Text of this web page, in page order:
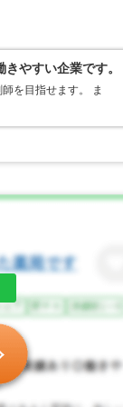
やすい企業です。
を目指せます。 ま